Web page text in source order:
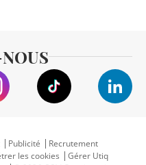
Publicité
Recrutement
les cookies
Gérer Utiq